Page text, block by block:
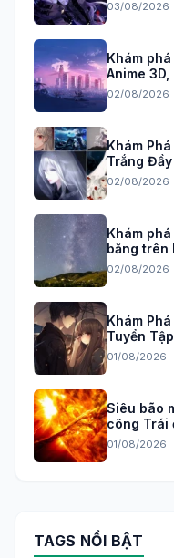
03/08/2026
Khám
Anime
02/08/2026
Khám
Trắng Đầy
02/08/2026
Khám
băng trên
02/08/2026
Khám
Tuyển
2026
01/08/2026
Siêu bão
công Trái
01/08/2026
TAGS NỔI BẬT